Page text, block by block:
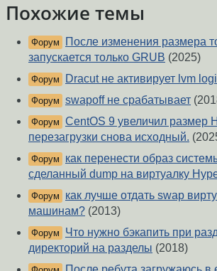
Похожие темы
Форум
После изменения размера
запускается только GRUB (2025)
Форум Dracut не активирует lvm
Форум swapoff не срабатывает
Форум CentOS 9 увеличил размер
перезагрузки снова исходный.
Форум
как перенести образ
сделанный dump на виртуалку
Форум
как лучше отдать swap
машинам? (2013)
Форум
Что нужно бэкапить при
директорий на разделы (2018)